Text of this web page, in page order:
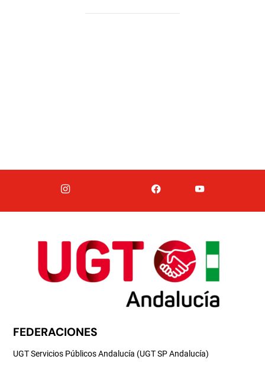
FEDERACIONES
UGT Servicios Públicos Andalucía (UGT SP Andalucía)